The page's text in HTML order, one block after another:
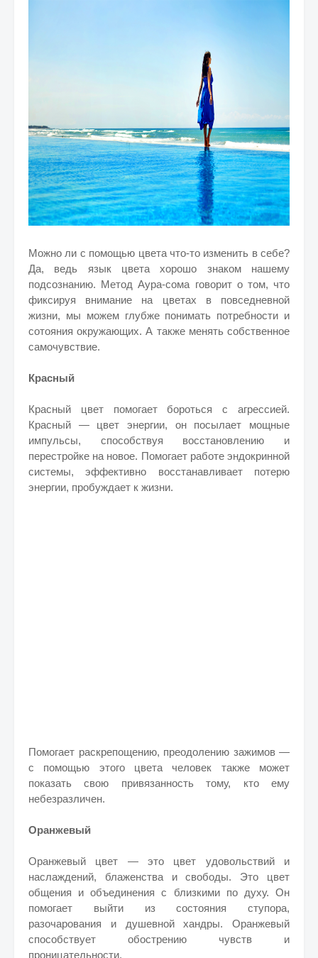
Можно ли с помощью цвета что-то изменить в себе?
Да, ведь язык цвета хорошо знаком нашему
подсознанию. Метод Аура-сома говорит о том, что
фиксируя внимание на цветах в повседневной
жизни, мы можем глубже понимать потребности и
сотояния окружающих. А также менять собственное
самочувствие.
Красный
Красный цвет помогает бороться с агрессией.
Красный — цвет энергии, он посылает мощные
импульсы, способствуя восстановлению и
перестройке на новое. Помогает работе эндокринной
системы, эффективно восстанавливает потерю
энергии, пробуждает к жизни.
Помогает раскрепощению, преодолению зажимов —
с помощью этого цвета человек также может
показать свою привязанность тому, кто ему
небезразличен.
Оранжевый
Оранжевый цвет — это цвет удовольствий и
наслаждений, блаженства и свободы. Это цвет
общения и объединения с близкими по духу. Он
помогает выйти из состояния ступора,
разочарования и душевной хандры. Оранжевый
способствует обострению чувств и
проницательности.